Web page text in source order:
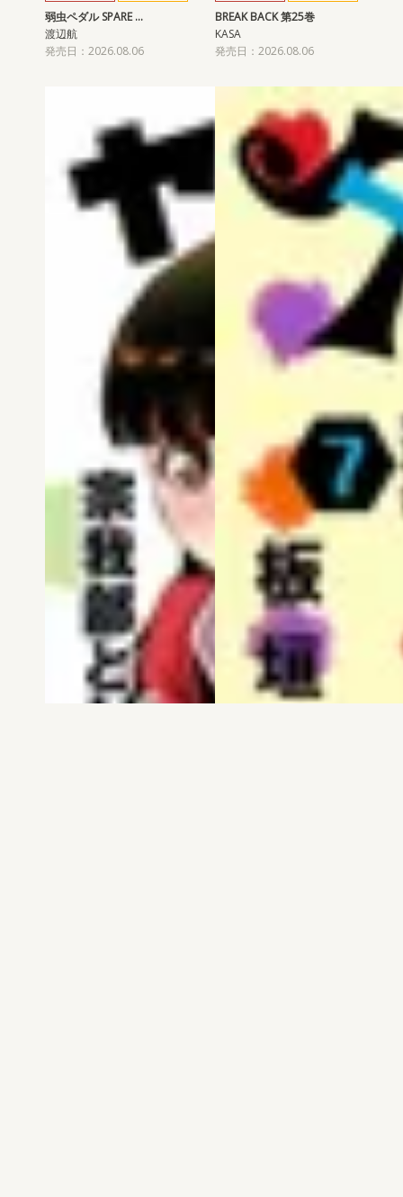
弱虫ペダル SPARE …
渡辺航
発売日：2026.08.06
BREAK BACK 第25巻
KASA
発売日：2026.08.06